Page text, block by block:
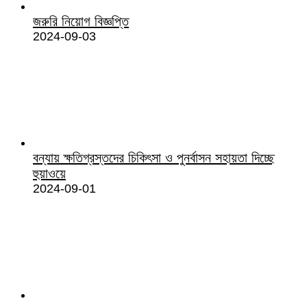
জরুরি নিয়োগ বিজ্ঞপ্তি
2024-09-03
বন্যায় ক্ষতিগ্রস্তদের চিকিৎসা ও পুনর্বাসন সহায়তা দিচ্ছে
হুয়াওয়ে
2024-09-01